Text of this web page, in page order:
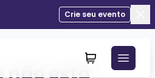
Crie seu evento